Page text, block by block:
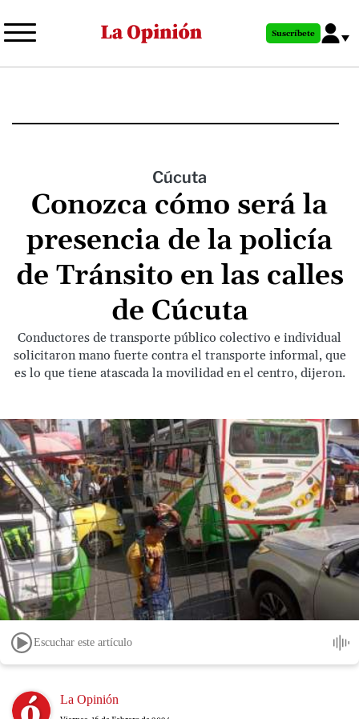
al
principal
Suscríbete
Cúcuta
Conozca cómo será la
presencia de la policía
de Tránsito en las calles
de Cúcuta
Conductores de transporte público colectivo e individual
solicitaron mano fuerte contra el transporte informal, que
es lo que tiene atascada la movilidad en el centro, dijeron.
Escuchar este artículo
Image La Opinión